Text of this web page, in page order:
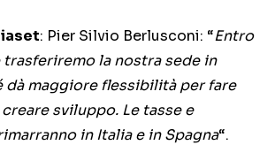
: Pier Silvio Berlusconi: “Entro
la nostra sede in
dà maggiore flessibilità per fare
sviluppo. Le tasse e
in Italia e in Spagna“.